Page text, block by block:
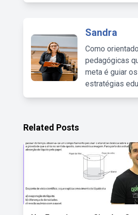
Sandra
Como
pedagógicas
meta é guiar
estratégias
Related Posts